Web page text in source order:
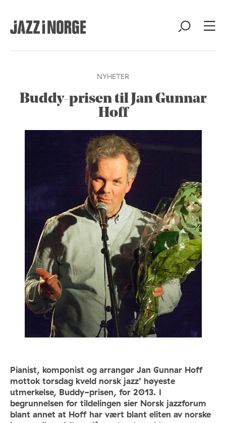
NYHETER
Buddy-prisen til Jan Gunnar
Hoff
Pianist, komponist og arrangør Jan Gunnar Hoff
mottok torsdag kveld norsk jazz’ høyeste
utmerkelse, Buddy-prisen, for 2013. I
begrunnelsen for tildelingen sier Norsk jazzforum
blant annet at Hoff har vært blant eliten av norske